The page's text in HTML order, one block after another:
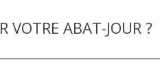
VOTRE ABAT-JOUR ?